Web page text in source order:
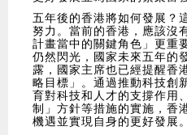
五年後的香港將如何發展？
努力。當前的香港，應該沒
計畫當中的關鍵角色」更重
仍然閃光，國家未來五年的
露，國家主席也已經提醒香
略目標」。通過推動科技創
育對科技和人才的支撐作用
制」方針等措施的實施，香
機遇並實現自身的更好發展。